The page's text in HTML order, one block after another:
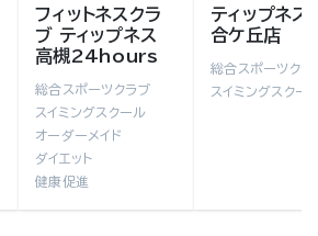
フィットネスクラ
ブ ティップネス
高槻24hours
総合スポーツクラブ
スイミングスクール
オーダーメイド
ダイエット
健康促進
ティップネス
合ケ丘店
総合スポーツクラ
スイミングスクー